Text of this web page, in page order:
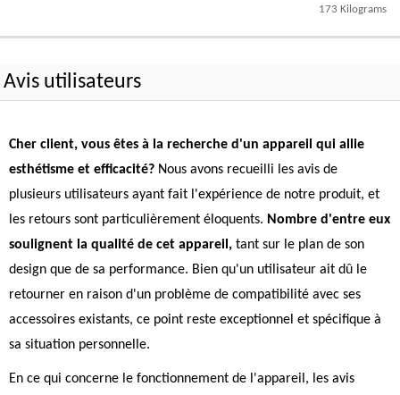
173 Kilograms
Avis utilisateurs
Cher client, vous êtes à la recherche d'un appareil qui allie
esthétisme et efficacité? Nous avons recueilli les avis de
plusieurs utilisateurs ayant fait l'expérience de notre produit, et
les retours sont particulièrement éloquents. Nombre d'entre eux
soulignent la qualité de cet appareil, tant sur le plan de son
design que de sa performance. Bien qu'un utilisateur ait dû le
retourner en raison d'un problème de compatibilité avec ses
accessoires existants, ce point reste exceptionnel et spécifique à
sa situation personnelle.
En ce qui concerne le fonctionnement de l'appareil, les avis